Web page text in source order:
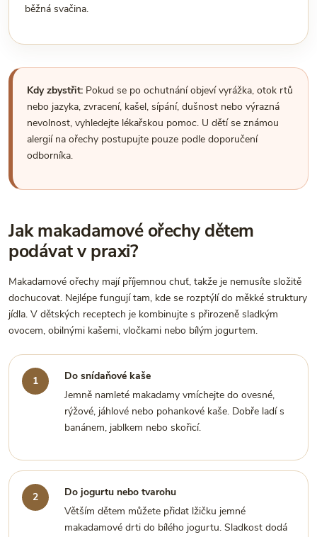
běžná svačina.
Kdy zbystřit: Pokud se po ochutnání objeví vyrážka, otok rtů
nebo jazyka, zvracení, kašel, sípání, dušnost nebo výrazná
nevolnost, vyhledejte lékařskou pomoc. U dětí se známou
alergií na ořechy postupujte pouze podle doporučení
odborníka.
Jak makadamové ořechy dětem
podávat v praxi?
Makadamové ořechy mají příjemnou chuť, takže je nemusíte složitě
dochucovat. Nejlépe fungují tam, kde se rozptýlí do měkké struktury
jídla. V dětských receptech je kombinujte s přirozeně sladkým
ovocem, obilnými kašemi, vločkami nebo bílým jogurtem.
Do snídaňové kaše
Jemně namleté makadamy vmíchejte do ovesné,
rýžové, jáhlové nebo pohankové kaše. Dobře ladí s
banánem, jablkem nebo skořicí.
Do jogurtu nebo tvarohu
Větším dětem můžete přidat lžičku jemné
makadamové drti do bílého jogurtu. Sladkost dodá